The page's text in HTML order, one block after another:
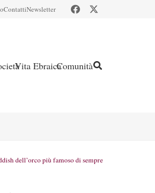
ContattiNewsletter
Vita EbraicaComunità
dell’orco più famoso di sempre